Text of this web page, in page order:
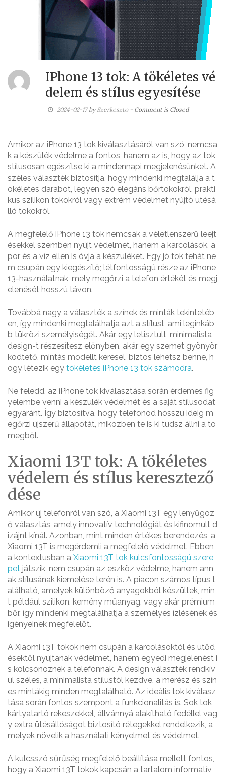
IPhone 13 tok: A tökéletes vé
delem és stílus egyesítése
2024-02-17bySzerkeszto - Comment is Closed
Amikor az iPhone 13 tok kiválasztásáról van szó, nemcsa
k a készülék védelme a fontos, hanem az is, hogy az tok
stílusosan egészítse ki a mindennapi megjelenésünket. A
széles választék biztosítja, hogy mindenki megtalálja a t
ökéletes darabot, legyen szó elegáns bőrtokokról, prakti
kus szilikon tokokról vagy extrém védelmet nyújtó ütésá
lló tokokról.
A megfelelő iPhone 13 tok nemcsak a véletlenszerű leejt
ésekkel szemben nyújt védelmet, hanem a karcolások, a
por és a víz ellen is óvja a készüléket. Egy jó tok tehát ne
m csupán egy kiegészítő; létfontosságú része az iPhone
13-használatnak, mely megőrzi a telefon értékét és megj
elenését hosszú távon.
Továbbá nagy a választék a színek és minták tekintetéb
en, így mindenki megtalálhatja azt a stílust, ami leginkáb
b tükrözi személyiségét. Akár egy letisztult, minimalista
design-t részesítesz előnyben, akár egy szemet gyönyör
ködtető, mintás modellt keresel, biztos lehetsz benne, h
ogy létezik egy tökéletes iPhone 13 tok számodra.
Ne feledd, az iPhone tok kiválasztása során érdemes fig
yelembe venni a készülék védelmét és a saját stílusodat
egyaránt. Így biztosítva, hogy telefonod hosszú ideig m
egőrzi újszerű állapotát, miközben te is ki tudsz állni a tö
megből.
Xiaomi 13T tok: A tökéletes
védelem és stílus keresztező
dése
Amikor új telefonról van szó, a Xiaomi 13T egy lenyűgöz
ő választás, amely innovatív technológiát és kifinomult d
izájnt kínál. Azonban, mint minden értékes berendezés, a
Xiaomi 13T is megérdemli a megfelelő védelmet. Ebben
a kontextusban a Xiaomi 13T tok kulcsfontosságú szere
pet játszik, nem csupán az eszköz védelme, hanem ann
ak stílusának kiemelése terén is. A piacon számos típus t
alálható, amelyek különböző anyagokból készültek, min
t például szilikon, kemény műanyag, vagy akár prémium
bőr, így mindenki megtalálhatja a személyes ízlésének és
igényeinek megfelelőt.
A Xiaomi 13T tokok nem csupán a karcolásoktól és ütőd
ésektől nyújtanak védelmet, hanem egyedi megjelenést i
s kölcsönöznek a telefonnak. A design választék rendkív
ül széles, a minimalista stílustól kezdve, a merész és szín
es mintákig minden megtalálható. Az ideális tok kiválasz
tása során fontos szempont a funkcionalitás is. Sok tok
kártyatartó rekeszekkel, állvánnyá alakítható fedéllel vag
y extra ütésállóságot biztosító rétegekkel rendelkezik, a
melyek növelik a használati kényelmet és védelmet.
A kulcsszó sűrűség megfelelő beállítása mellett fontos,
hogy a Xiaomi 13T tokok kapcsán a tartalom informatív